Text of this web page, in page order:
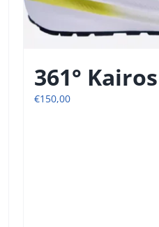
361°
€150,00